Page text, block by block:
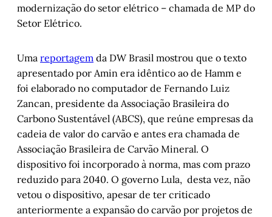
modernização do setor elétrico – chamada de MP do
Setor Elétrico.
Uma reportagem da DW Brasil mostrou que o texto
apresentado por Amin era idêntico ao de Hamm e
foi elaborado no computador de Fernando Luiz
Zancan, presidente da Associação Brasileira do
Carbono Sustentável (ABCS), que reúne empresas da
cadeia de valor do carvão e antes era chamada de
Associação Brasileira de Carvão Mineral. O
dispositivo foi incorporado à norma, mas com prazo
reduzido para 2040. O governo Lula, desta vez, não
vetou o dispositivo, apesar de ter criticado
anteriormente a expansão do carvão por projetos de